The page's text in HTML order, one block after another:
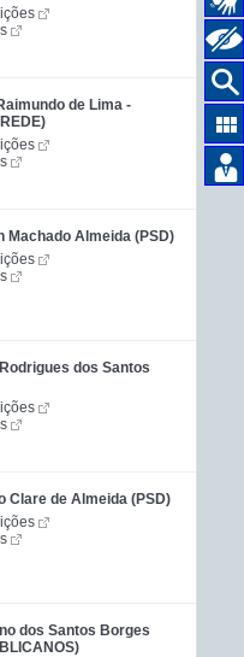
de Lima -
Machado Almeida (PSD)
dos Santos
Clare de Almeida (PSD)
dos Santos Borges